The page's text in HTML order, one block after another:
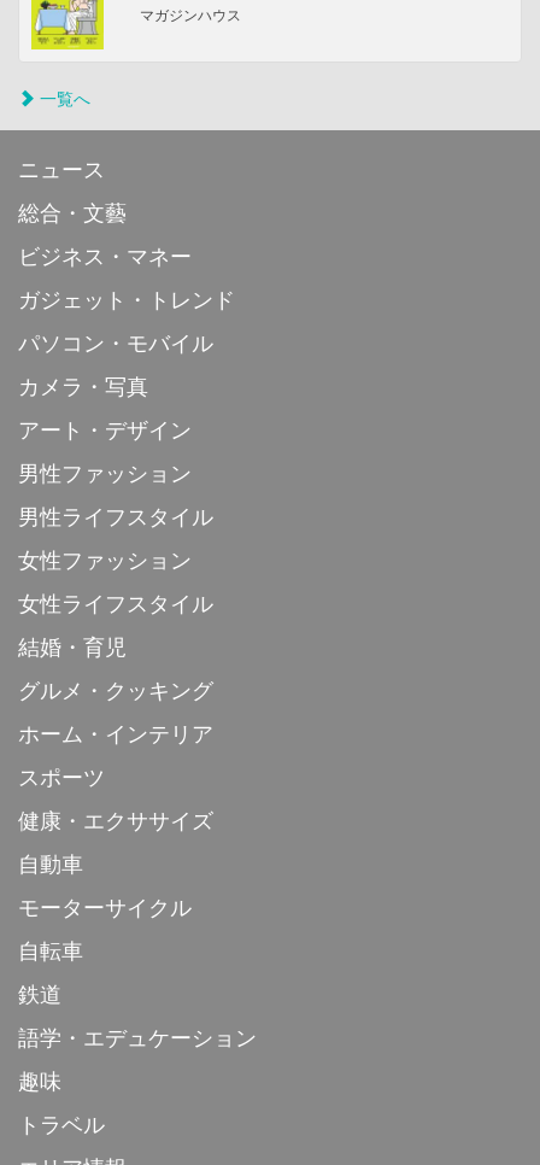
マガジンハウス
一覧へ
ニュース
総合・文藝
ビジネス・マネー
ガジェット・トレンド
パソコン・モバイル
カメラ・写真
アート・デザイン
男性ファッション
男性ライフスタイル
女性ファッション
女性ライフスタイル
結婚・育児
グルメ・クッキング
ホーム・インテリア
スポーツ
健康・エクササイズ
自動車
モーターサイクル
自転車
鉄道
語学・エデュケーション
趣味
トラベル